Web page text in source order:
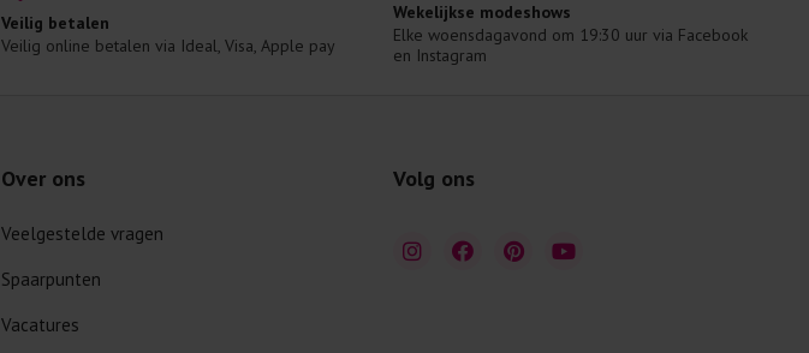
Veilig betalen
Veilig online betalen via Ideal, Visa, Apple pay
Wekelijkse modeshows
Elke woensdagavond om 19:30 uur via Facebook
en Instagram
Over ons
Veelgestelde vragen
Spaarpunten
Vacatures
Volg ons